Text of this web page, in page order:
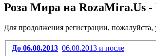
Роза Мира на RozaMira.Us -
Для продолжения регистрации, пожалуйста,
До 06.08.2013 06.08.2013 и после